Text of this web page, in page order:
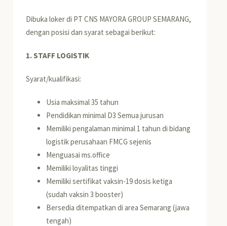
Dibuka loker di PT CNS MAYORA GROUP SEMARANG,
dengan posisi dan syarat sebagai berikut:
1. STAFF LOGISTIK
Syarat/kualifikasi:
Usia maksimal 35 tahun
Pendidikan minimal D3 Semua jurusan
Memiliki pengalaman minimal 1 tahun di bidang
logistik perusahaan FMCG sejenis
Menguasai ms.office
Memiliki loyalitas tinggi
Memiliki sertifikat vaksin-19 dosis ketiga
(sudah vaksin 3 booster)
Bersedia ditempatkan di area Semarang (jawa
tengah)